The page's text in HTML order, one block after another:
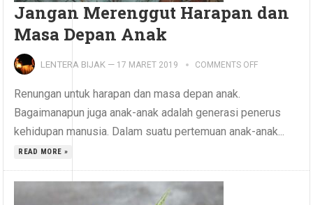
Jangan Merenggut Harapan dan
Masa Depan Anak
LENTERA BIJAK — 17 MARET 2019 COMMENTS OFF
Renungan untuk harapan dan masa depan anak.
Bagaimanapun juga anak-anak adalah generasi penerus
kehidupan manusia. Dalam suatu pertemuan anak-anak...
READ MORE »